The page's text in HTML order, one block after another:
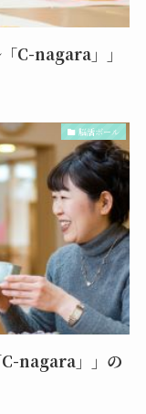
C-nagara」」
脳活ボール
C-nagara」」の